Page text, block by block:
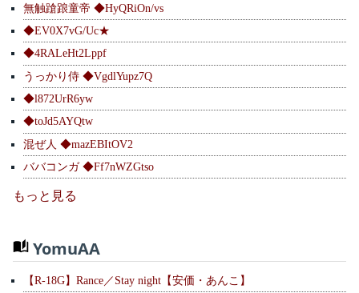
無触蹌踉童帝 ◆HyQRiOn/vs
◆EV0X7vG/Uc★
◆4RALeHt2Lppf
うっかり侍 ◆VgdlYupz7Q
◆l872UrR6yw
◆toJd5AYQtw
混ぜ人 ◆mazEBItOV2
ババコンガ ◆Ff7nWZGtso
もっと見る
YomuAA
【R-18G】Rance／Stay night【安価・あんこ】